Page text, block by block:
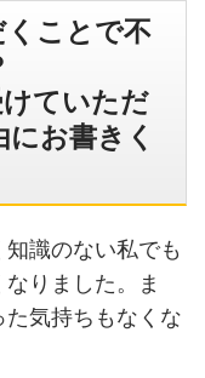
くことで不
ていただ
お書きく
識のない私でも
りました。ま
気持ちもなくな